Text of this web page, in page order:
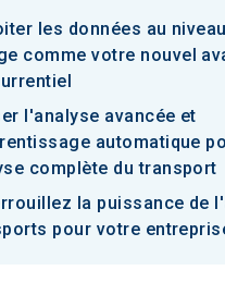
les données au
comme votre nouvel
l'analyse avancée et
automatique
complète du transport
la puissance de
pour votre